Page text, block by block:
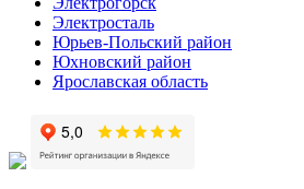
Электросталь
Юрьев-Польский район
Юхновский район
Ярославская область